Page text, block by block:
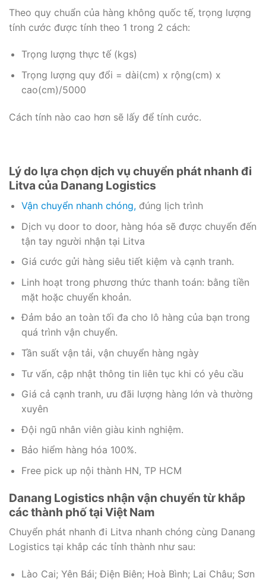
Theo quy chuẩn của hàng không quốc tế, trọng lượng
tính cước được tính theo 1 trong 2 cách:
Trọng lượng thực tế (kgs)
Trọng lượng quy đổi = dài(cm) x rộng(cm) x
cao(cm)/5000
Cách tính nào cao hơn sẽ lấy để tính cước.
Lý do lựa chọn dịch vụ chuyển phát nhanh đi
Litva của Danang Logistics
Vận chuyển nhanh chóng,đúng lịch trình
Dịch vụ door to door, hàng hóa sẽ được chuyển đến
tận tay người nhận tại Litva
Giá cước gửi hàng siêu tiết kiệm và cạnh tranh.
Linh hoạt trong phương thức thanh toán: bằng tiền
mặt hoặc chuyển khoản.
Đảm bảo an toàn tối đa cho lô hàng của bạn trong
quá trình vận chuyển.
Tần suất vận tải, vận chuyển hàng ngày
Tư vấn, cập nhật thông tin liên tục khi có yêu cầu
Giá cả cạnh tranh, ưu đãi lượng hàng lớn và thường
xuyên
Đội ngũ nhân viên giàu kinh nghiệm.
Bảo hiểm hàng hóa 100%.
Free pick up nội thành HN, TP HCM
Danang Logistics nhận vận chuyển từ khắp
các thành phố tại Việt Nam
Chuyển phát nhanh đi Litva nhanh chóng cùng Danang
Logistics tại khắp các tỉnh thành như sau:
Lào Cai; Yên Bái; Điện Biên; Hoà Bình; Lai Châu; Sơn